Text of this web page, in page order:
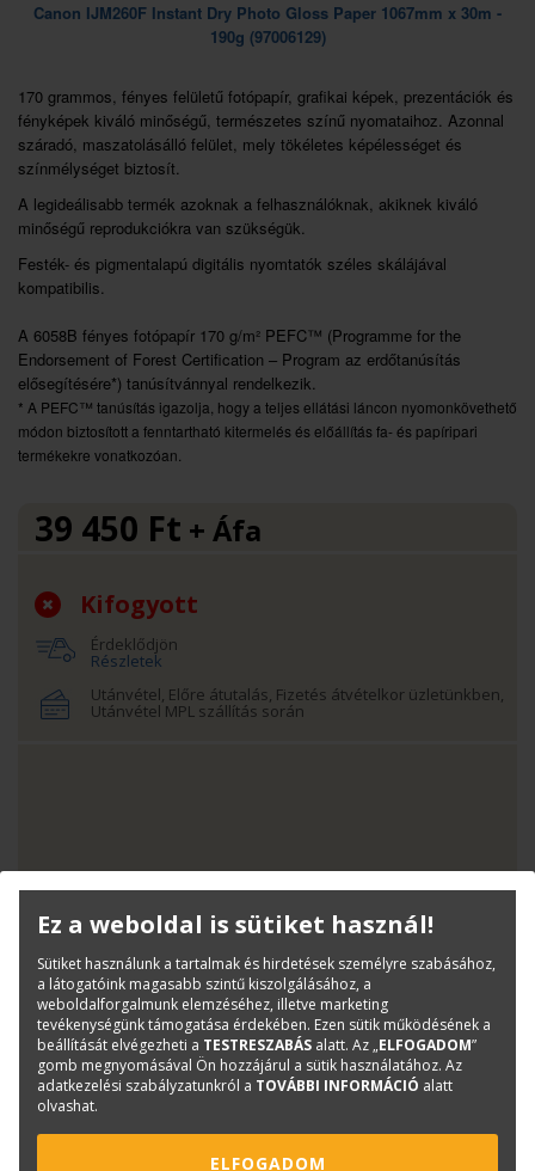
Canon IJM260F Instant Dry Photo Gloss Paper 1067mm x 30m -
190g (97006129)
170 grammos, fényes felületű fotópapír, grafikai képek, prezentációk és
fényképek kiváló minőségű, természetes színű nyomataihoz. Azonnal
száradó, maszatolásálló felület, mely tökéletes képélességet és
színmélységet biztosít.
A legideálisabb termék azoknak a felhasználóknak, akiknek kiváló
minőségű reprodukciókra van szükségük.
Festék- és pigmentalapú digitális nyomtatók széles skálájával
kompatibilis.
A 6058B fényes fotópapír 170 g/m² PEFC™ (Programme for the
Endorsement of Forest Certification – Program az erdőtanúsítás
elősegítésére*) tanúsítvánnyal rendelkezik.
* A PEFC™ tanúsítás igazolja, hogy a teljes ellátási láncon nyomonkövethető
módon biztosított a fenntartható kitermelés és előállítás fa- és papíripari
termékekre vonatkozóan.
39 450 Ft + Áfa
Kifogyott
Érdeklődjön
Részletek
Utánvétel, Előre átutalás, Fizetés átvételkor üzletünkben,
Utánvétel MPL szállítás során
DOKUMENTUMOK
Ez a weboldal is sütiket használ!
Sütiket használunk a tartalmak és hirdetések személyre szabásához,
a látogatóink magasabb szintű kiszolgálásához, a
weboldalforgalmunk elemzéséhez, illetve marketing
tevékenységünk támogatása érdekében. Ezen sütik működésének a
beállítását elvégezheti a TESTRESZABÁS alatt. Az „ELFOGADOM”
gomb megnyomásával Ön hozzájárul a sütik használatához. Az
adatkezelési szabályzatunkról a TOVÁBBI INFORMÁCIÓ alatt
olvashat.
ELFOGADOM